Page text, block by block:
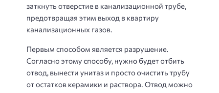
заткнуть отверстие в канализационной трубе,
предотвращая этим выход в квартиру
канализационных газов.
Первым способом является разрушение.
Согласно этому способу, нужно будет отбить
отвод, вынести унитаз и просто очистить трубу
от остатков керамики и раствора. Отвод можно